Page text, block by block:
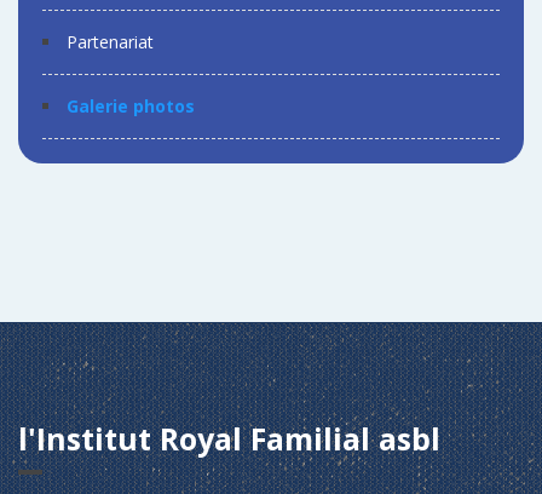
Partenariat
Galerie photos
l'Institut Royal Familial asbl